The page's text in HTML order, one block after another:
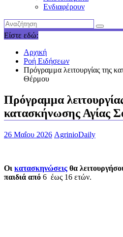
Ενδιαφέρουν
Είστε εδώ:
Αρχική
Ροή Ειδήσεων
Πρόγραμμα λειτουργίας της
Θέρμου
Πρόγραμμα
κατασκήνωσης Αγίας
26 Μαΐου 2026 AgrinioDaily
Οι κατασκηνώσεις θα
παιδιά από 6 έως 16 ετών.